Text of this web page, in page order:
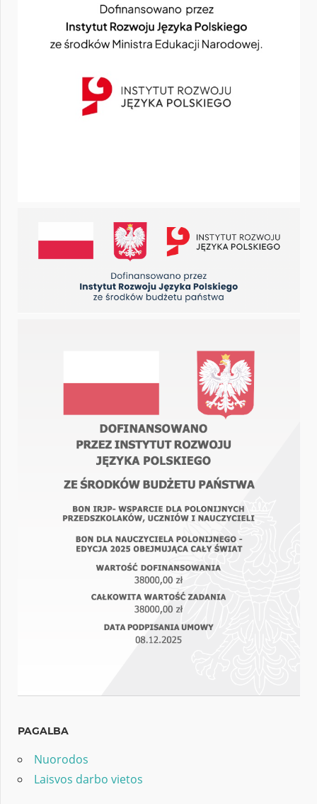
PAGALBA
Nuorodos
Laisvos darbo vietos